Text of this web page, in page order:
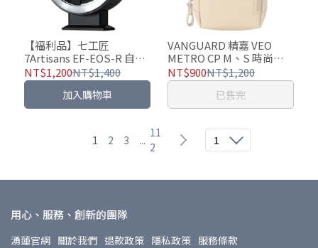
【福利品】七工匠
7Artisans EF-EOS-R 自動
轉接環 - CANON EF/EF-S
鏡頭 轉 CNON EOS-R 相機
NT$1,200NT$1,400
加入購物車
VANGUARD 精嘉 VEO
METRO CP M、S 時尚相
機包 (四色可選)
NT$900NT$1,200
已售完
1 2 3 ...
11
2
1
用心、服務、創新的團隊
湧蓮官網 關於我們 退款政策 隱私政策 服務條款